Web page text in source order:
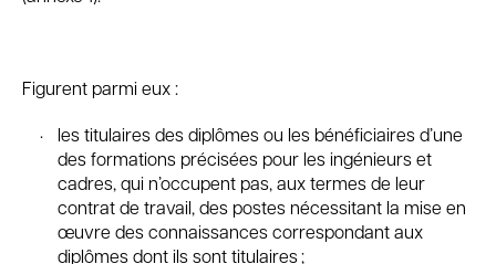
Figurent parmi eux :
les titulaires des diplômes ou les bénéficiaires d’une
des formations précisées pour les ingénieurs et
cadres, qui n’occupent pas, aux termes de leur
contrat de travail, des postes nécessitant la mise en
œuvre des connaissances correspondant aux
diplômes dont ils sont titulaires ;